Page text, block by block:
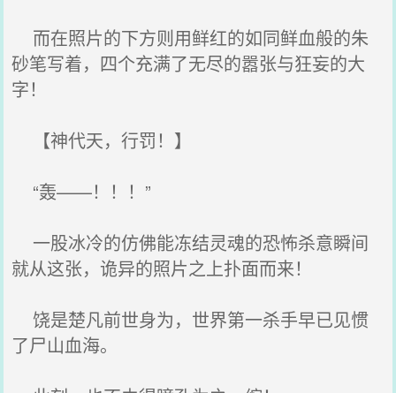
而在照片的下方则用鲜红的如同鲜血般的朱
砂笔写着，四个充满了无尽的嚣张与狂妄的大
字！
【神代天，行罚！】
“轰——！！！”
一股冰冷的仿佛能冻结灵魂的恐怖杀意瞬间
就从这张，诡异的照片之上扑面而来！
饶是楚凡前世身为，世界第一杀手早已见惯
了尸山血海。